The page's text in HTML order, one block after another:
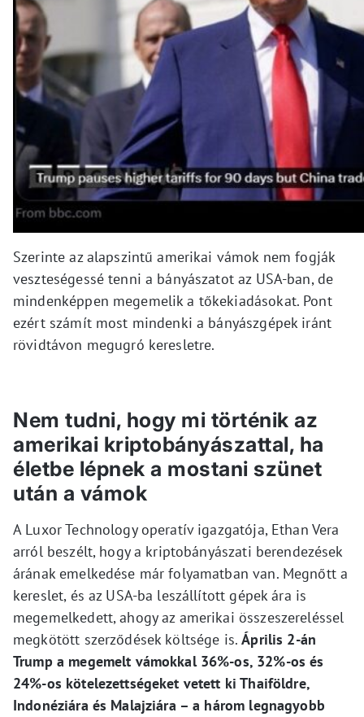
Szerinte az alapszintű amerikai vámok nem fogják
veszteségessé tenni a bányászatot az USA-ban, de
mindenképpen megemelik a tőkekiadásokat. Pont
ezért számít most mindenki a bányászgépek iránt
rövidtávon megugró keresletre.
Nem tudni, hogy mi történik az
amerikai kriptobányászattal, ha
életbe lépnek a mostani szünet
után a vámok
A Luxor Technology operatív igazgatója, Ethan Vera
arról beszélt, hogy a kriptobányászati berendezések
árának emelkedése már folyamatban van. Megnőtt a
kereslet, és az USA-ba leszállított gépek ára is
megemelkedett, ahogy az amerikai összeszereléssel
megkötött szerződések költsége is.Április 2-án
Trump a megemelt vámokkal 36%-os, 32%-os és
24%-os kötelezettségeket vetett ki Thaiföldre,
Indonéziára és Malajziára – a három legnagyobb